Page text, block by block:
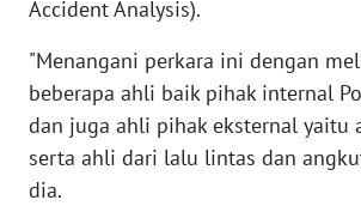
Accident Analysis).
"Menangani perkara ini dengan
beberapa ahli baik pihak internal
dan juga ahli pihak eksternal yaitu
serta ahli dari lalu lintas dan
dia.
Regional
WN
SUMUT
WN
JAKARTA